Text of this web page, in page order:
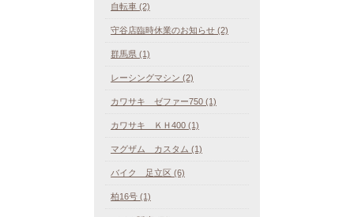
自転車 (2)
守谷店臨時休業のお知らせ (2)
群馬県 (1)
レーシングマシン (2)
カワサキ ゼファー750 (1)
カワサキ ＫＨ400 (1)
マグザム カスタム (1)
バイク 足立区 (6)
柏16号 (1)